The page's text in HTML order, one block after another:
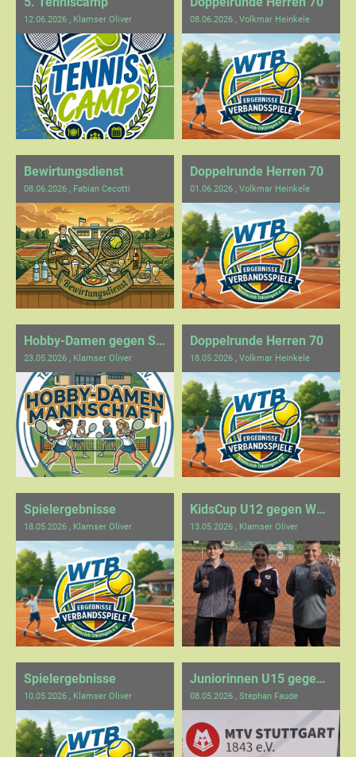
12.06.2026 , Klamser Oliver 08.06.2026 , Volkmar Heinkele
Bewirtungsdienst
08.06.2026 , Fabian Cecotti
Doppelrunde Herren 70
01.06.2026 , Volkmar Heinkele
Hobby-Damen gegen Schönaich
23.05.2026 , Klamser Oliver
Doppelrunde Herren 70
18.05.2026 , Volkmar Heinkele
Spielergebnisse
18.05.2026 , Klamser Oliver
KidsCup U12 gegen WdS/Merklingen
13.05.2026 , Klamser Oliver
Spielergebnisse
10.05.2026 , Klamser Oliver
Juniorinnen U15 gegen Stuttgart
08.05.2026 , Stephan Faude